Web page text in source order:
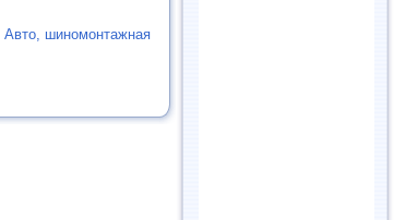
Авто, шиномонтажная